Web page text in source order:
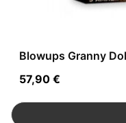
Blowups Granny
57,90 €